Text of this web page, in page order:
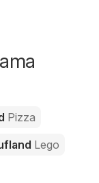
Pizza
Lego